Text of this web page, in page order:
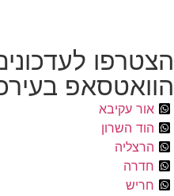
הצטרפו
הוואטסאפ
אור עקיבא
הוד השרון
הרצליה
חדרה
חריש